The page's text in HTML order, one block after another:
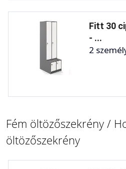
Fitt 30
- ...
2
Fém öltözőszekrény /
öltözőszekrény